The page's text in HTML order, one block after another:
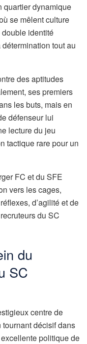
quartier dynamique
se mêlent culture
identité
tout au
des aptitudes
ses premiers
les buts, mais en
défenseur lui
lecture du jeu
tactique rare pour un
FC et du SFE
vers les cages,
d’agilité et de
du SC
du
SC
centre de
décisif dans
politique de